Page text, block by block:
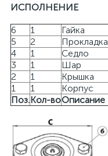
ИСПОЛНЕНИЕ
6 1 Гайка
5
2 Прокладка
4
1 Седло
3
1 Шар
2
1 Крышка
1
1 Корпус
Поз.Кол-воОписание